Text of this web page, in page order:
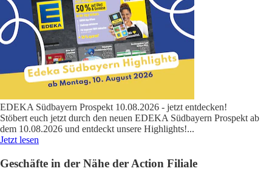
EDEKA Südbayern Prospekt 10.08.2026 - jetzt entdecken!
Stöbert euch jetzt durch den neuen EDEKA Südbayern Prospekt ab
dem 10.08.2026 und entdeckt unsere Highlights!...
Jetzt lesen
Geschäfte in der Nähe der Action Filiale